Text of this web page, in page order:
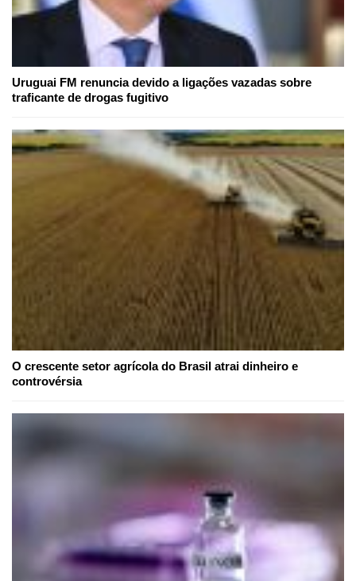
Uruguai FM renuncia devido a ligações vazadas sobre
traficante de drogas fugitivo
O crescente setor agrícola do Brasil atrai dinheiro e
controvérsia